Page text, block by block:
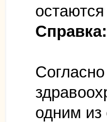
Справка:
одним из